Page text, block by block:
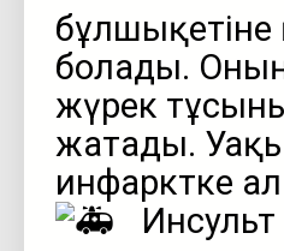
бұлшықетіне
болады. Оның
жүрек
жатады.
инфарктке